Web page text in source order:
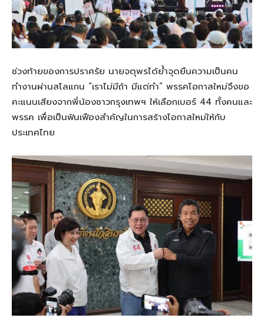
ช่วงท้ายของการปราศรัย นายจตุพรได้ย้ำจุดยืนความเป็นคน
ทำงานผ่านสโลแกน “เราไม่มีถ้า มีแต่ทำ” พรรคโอกาสใหม่จึงขอ
คะแนนเสียงจากพี่น้องชาวกรุงเทพฯ ให้เลือกเบอร์ 44 ทั้งคนและ
พรรค เพื่อเป็นฟันเฟืองสำคัญในการสร้างโอกาสใหม่ให้กับ
ประเทศไทย